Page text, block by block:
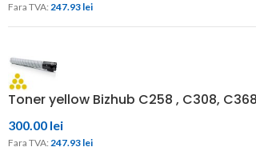
Fara TVA: 247.93 lei
Toner yellow Bizhub C258 , C308,
300.00 lei
Fara TVA: 247.93 lei